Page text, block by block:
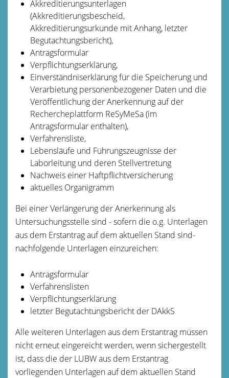
Akkreditierungsunterlagen
(Akkreditierungsbescheid,
Akkreditierungsurkunde mit Anhang, letzter
Begutachtungsbericht),
Antragsformular
Verpflichtungserklärung,
Einverständniserklärung für die Speicherung und
Verarbietung personenbezogener Daten und die
Veröffentlichung der Anerkennung auf der
Rechercheplattform ReSyMeSa (im
Antragsformular enthalten),
Verfahrensliste,
Lebensläufe und Führungszeugnisse der
Laborleitung und deren Stellvertretung
Nachweis einer Haftpflichtversicherung
aktuelles Organigramm
Bei einer Verlängerung der Anerkennung als
Untersuchungsstelle sind - sofern die o.g. Unterlagen
aus dem Erstantrag auf dem aktuellen Stand sind-
nachfolgende Unterlagen einzureichen:
Antragsformular
Verfahrenslisten
Verpflichtungserklärung
letzter Begutachtungsbericht der DAkkS
Alle weiteren Unterlagen aus dem Erstantrag müssen
nicht erneut eingereicht werden, wenn sichergestellt
ist, dass die der LUBW aus dem Erstantrag
vorliegenden Unterlagen auf dem aktuellen Stand